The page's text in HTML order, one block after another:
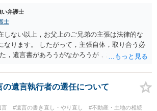
い弁護士
士
しない以上，お父上のご兄弟の主張は法律的な
なります。 したがって，主張自体，取り合う必
，遺言書があろうがなかろうが，お父上のご兄
， 代理人弁護士をたてて，その弁護士から相手
関する主張は法的根拠がなく，一切応じないこ
してこないでほしいこと ・連絡を継続してくる
通報や法的措置も辞さないこと などを記載した
の遺言執行者の選任について
言 #遺言の書き直し・やり直し
#不動産・土地の相続